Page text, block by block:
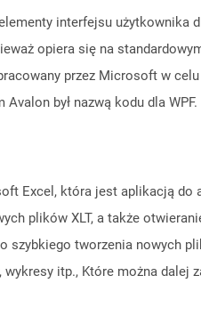
interfejsu użytkownika
opiera się na
przez Microsoft w
był nazwą kodu dla
Excel, która jest aplikacją do
plików XLT, a także
szybkiego tworzenia nowych
itp., Które można dalej